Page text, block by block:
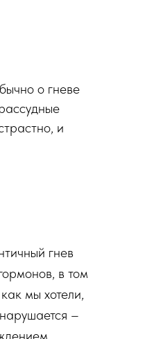
о гневе
и
гнев
в том
мы хотели,
–